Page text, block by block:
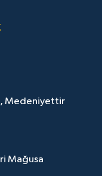
Medeniyettir
Mağusa